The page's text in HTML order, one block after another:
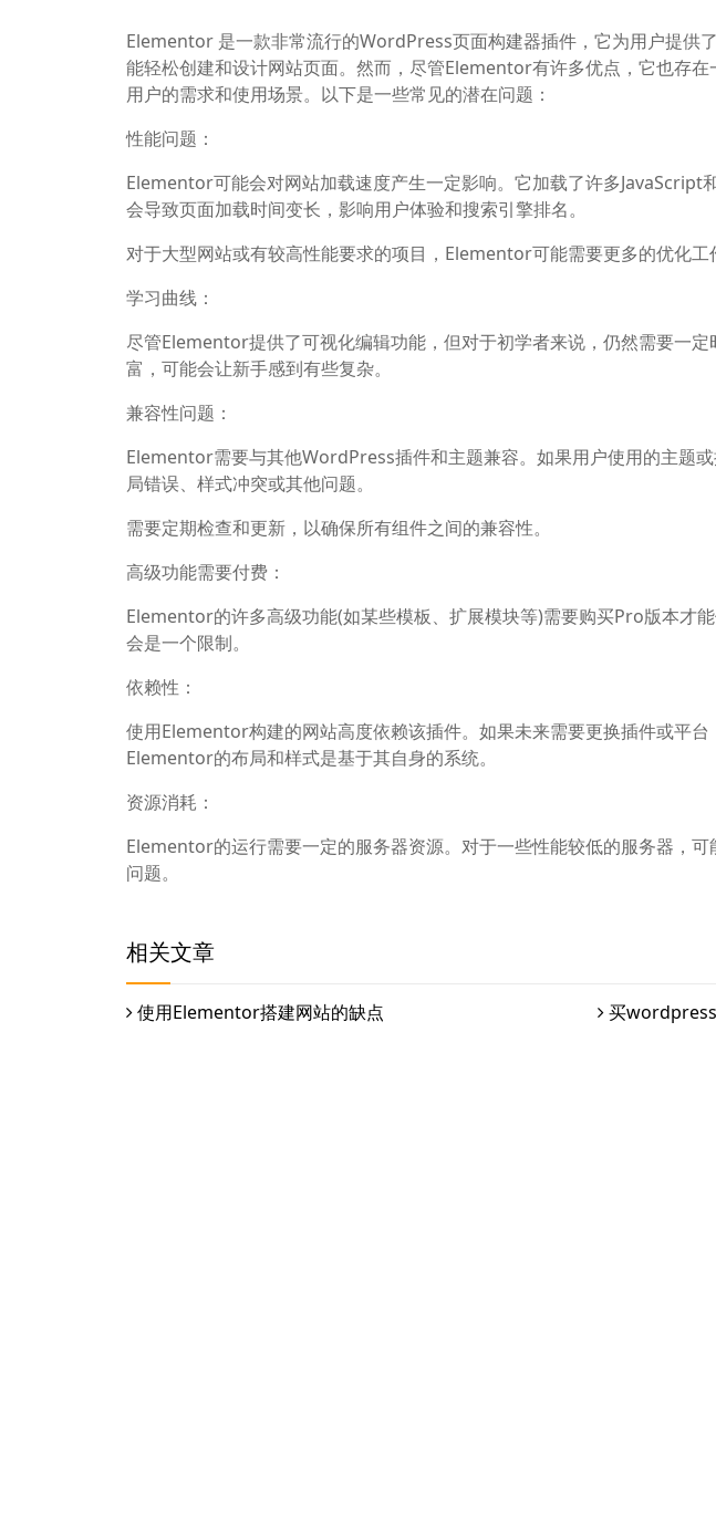
Elementor 是一款非常流行的WordPress页面构建器插件，它为用户提供
能轻松创建和设计网站页面。然而，尽管Elementor有许多优点，它也存在
用户的需求和使用场景。以下是一些常见的潜在问题：
性能问题：
Elementor可能会对网站加载速度产生一定影响。它加载了许多JavaScript
会导致页面加载时间变长，影响用户体验和搜索引擎排名。
对于大型网站或有较高性能要求的项目，Elementor可能需要更多的优化工
学习曲线：
尽管Elementor提供了可视化编辑功能，但对于初学者来说，仍然需要一
富，可能会让新手感到有些复杂。
兼容性问题：
Elementor需要与其他WordPress插件和主题兼容。如果用户使用的主题
局错误、样式冲突或其他问题。
需要定期检查和更新，以确保所有组件之间的兼容性。
高级功能需要付费：
Elementor的许多高级功能(如某些模板、扩展模块等)需要购买Pro版本才
会是一个限制。
依赖性：
使用Elementor构建的网站高度依赖该插件。如果未来需要更换插件或平
Elementor的布局和样式是基于其自身的系统。
资源消耗：
Elementor的运行需要一定的服务器资源。对于一些性能较低的服务器，
问题。
相关文章
使用Elementor搭建网站的缺点
买